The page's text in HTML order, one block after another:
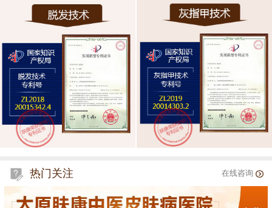
热门关注 在线咨询